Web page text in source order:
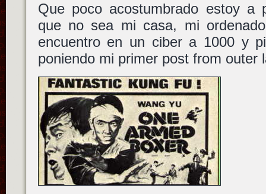
Que poco acostumbrado estoy a
que no sea mi casa, mi
encuentro en un ciber a 1000 y
poniendo mi primer post from outer